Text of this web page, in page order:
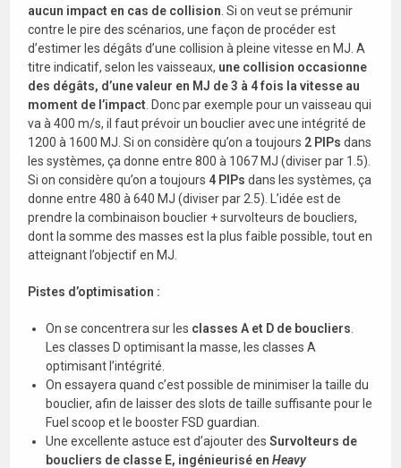
aucun impact en cas de collision . Si on veut se prémunir
contre le pire des scénarios, une façon de procéder est
d’estimer les dégâts d’une collision à pleine vitesse en MJ. A
titre indicatif, selon les vaisseaux, une collision occasionne
des dégâts, d’une valeur en MJ de 3 à 4 fois la vitesse au
moment de l’impact . Donc par exemple pour un vaisseau qui
va à 400 m/s, il faut prévoir un bouclier avec une intégrité de
1200 à 1600 MJ. Si on considère qu’on a toujours 2 PIPs dans
les systèmes, ça donne entre 800 à 1067 MJ (diviser par 1.5).
Si on considère qu’on a toujours 4 PIPs dans les systèmes, ça
donne entre 480 à 640 MJ (diviser par 2.5). L’idée est de
prendre la combinaison bouclier + survolteurs de boucliers,
dont la somme des masses est la plus faible possible, tout en
atteignant l’objectif en MJ.
Pistes d’optimisation :
On se concentrera sur les classes A et D de boucliers
Les classes D optimisant la masse, les classes A
optimisant l’intégrité.
On essayera quand c’est possible de minimiser la taille du
bouclier, afin de laisser des slots de taille suffisante pour le
Fuel scoop et le booster FSD guardian.
Une excellente astuce est d’ajouter desSurvolteurs de
boucliers de classe E, ingénieurisé en Heavy